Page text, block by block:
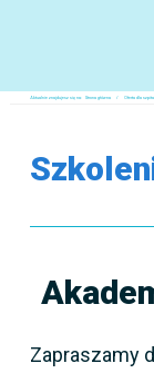
Aktualnie znajdujesz się na: Strona główna Oferta dla
Zapraszamy